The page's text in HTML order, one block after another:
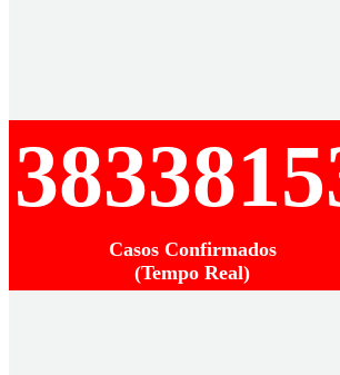
Casos Confirmados
(Tempo Real)